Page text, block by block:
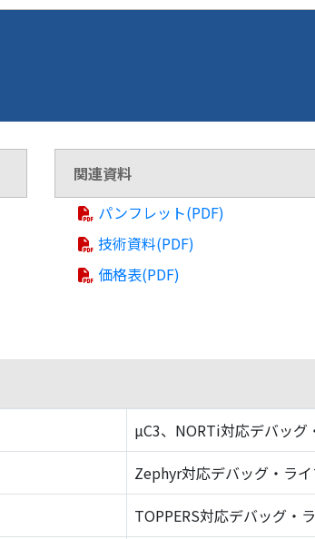
関連資料
パンフレット(PDF)
技術資料(PDF)
価格表(PDF)
µC3、NORTi対応デバッグ
Zephyr対応デバッグ・ライ
TOPPERS対応デバッグ・